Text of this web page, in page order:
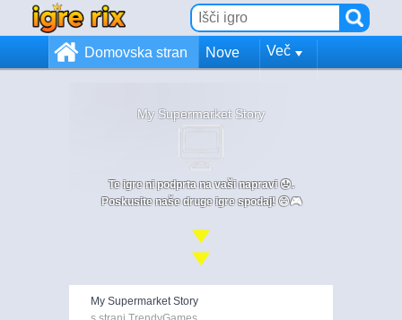
Domovska stran Nove Več
My Supermarket Story
Te igre ni podprta na vaši napravi 😞.
Poskusite naše druge igre spodaj! 😄🎮
My Supermarket Story